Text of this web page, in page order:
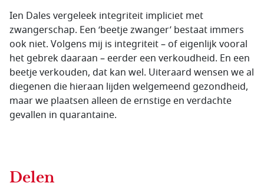
Ien Dales vergeleek integriteit impliciet met
zwangerschap. Een ‘beetje zwanger’ bestaat immers
ook niet. Volgens mij is integriteit – of eigenlijk vooral
het gebrek daaraan – eerder een verkoudheid. En een
beetje verkouden, dat kan wel. Uiteraard wensen we al
diegenen die hieraan lijden welgemeend gezondheid,
maar we plaatsen alleen de ernstige en verdachte
gevallen in quarantaine.
Delen